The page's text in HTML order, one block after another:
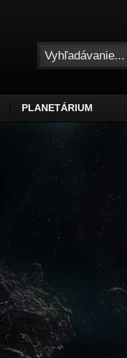
PLANETÁRIUM